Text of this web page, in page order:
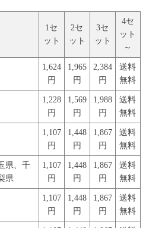
1セ
ット
2セ
ット
3セ
ット
4セ
ット
～
1,624
円
1,965
円
2,384
円
送料
無料
1,228
円
1,569
円
1,988
円
送料
無料
1,107
円
1,448
円
1,867
円
送料
無料
県、千
県
1,107
円
1,448
円
1,867
円
送料
無料
1,107
円
1,448
円
1,867
円
送料
無料